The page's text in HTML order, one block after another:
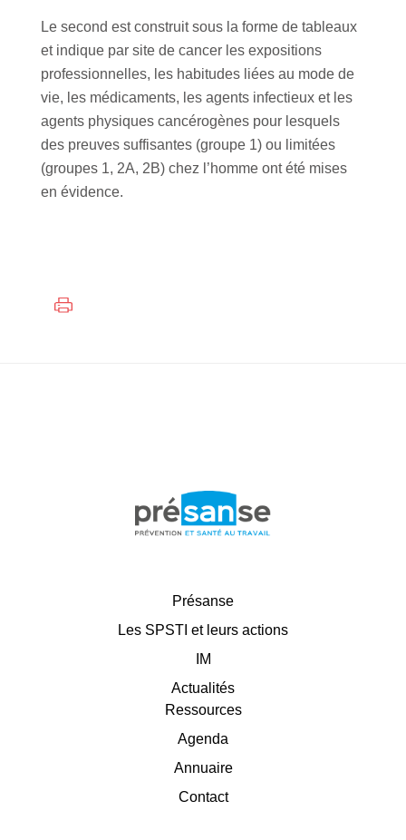
Le second est construit sous la forme de tableaux
et indique par site de cancer les expositions
professionnelles, les habitudes liées au mode de
vie, les médicaments, les agents infectieux et les
agents physiques cancérogènes pour lesquels
des preuves suffisantes (groupe 1) ou limitées
(groupes 1, 2A, 2B) chez l’homme ont été mises
en évidence.
Présanse
Les SPSTI et leurs actions
IM
Actualités
Ressources
Agenda
Annuaire
Contact